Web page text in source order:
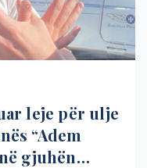
leje për ulje
“Adem
gjuhën